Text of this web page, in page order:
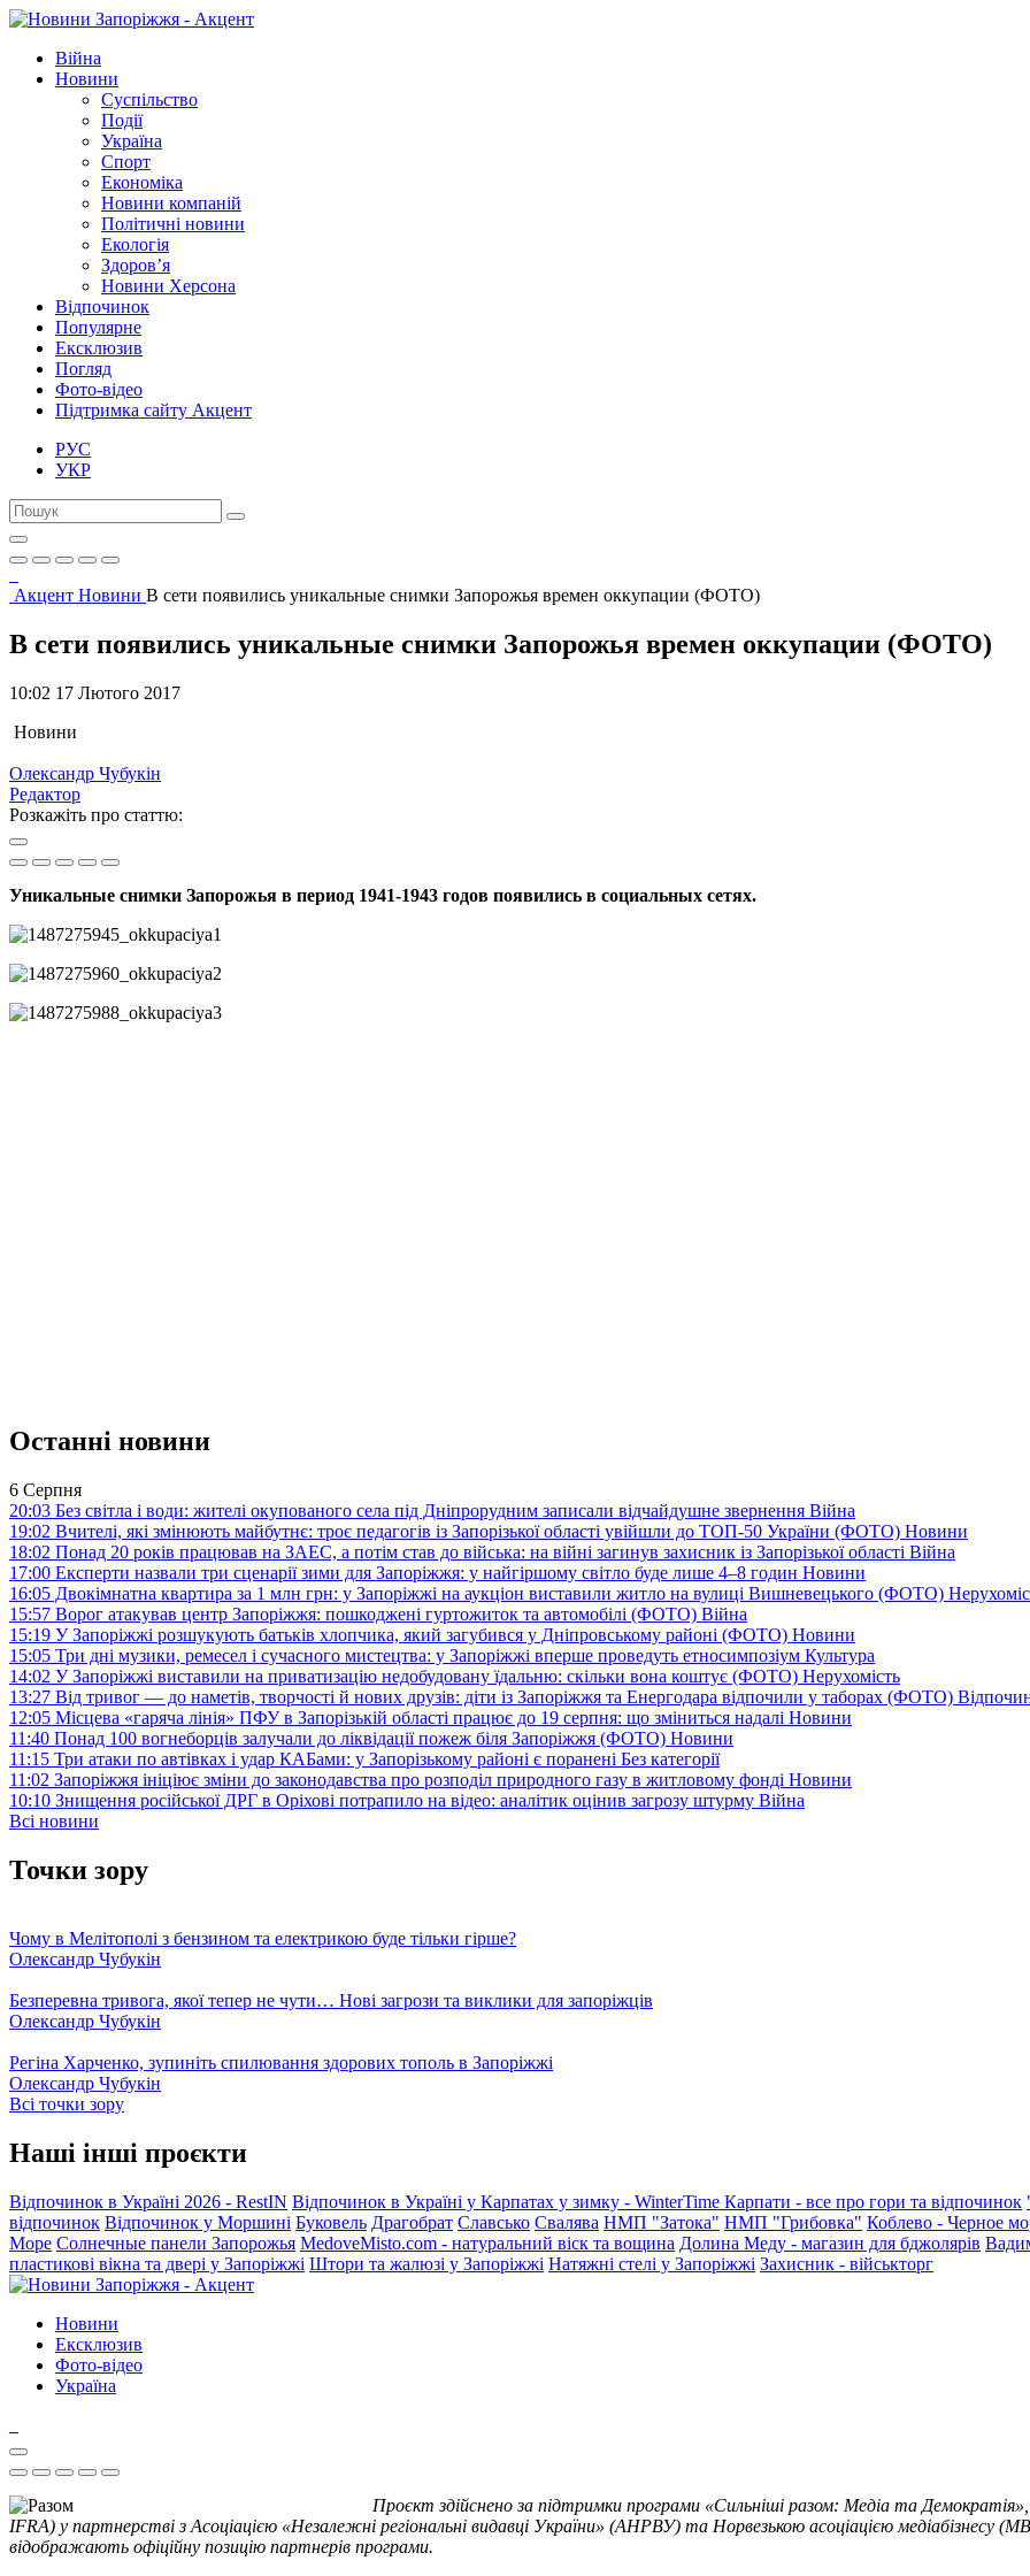
Війна
Новини
Суспільство
Події
Україна
Спорт
Економіка
Новини компаній
Політичні новини
Екологія
Здоров’я
Новини Херсона
Відпочинок
Популярне
Ексклюзив
Погляд
Фото-відео
Підтримка сайту Акцент
РУС
УКР
Акцент Новини В сети появились уникальные снимки Запорожья времен оккупации (ФОТО)
В сети появились уникальные снимки Запорожья времен оккупации (ФОТО)
10:02 17 Лютого 2017
Новини
Олександр Чубукін
Редактор
Розкажіть про статтю:
Уникальные снимки Запорожья в период 1941-1943 годов появились в социальных сетях.
Останні новини
6 Серпня
20:03 Без світла і води: жителі окупованого села під Дніпрорудним записали відчайдушне звернення Війна
19:02 Вчителі, які змінюють майбутнє: троє педагогів із Запорізької області увійшли до ТОП-50 України (ФОТО) Новини
18:02 Понад 20 років працював на ЗАЕС, а потім став до війська: на війні загинув захисник із Запорізької області Війна
17:00 Експерти назвали три сценарії зими для Запоріжжя: у найгіршому світло буде лише 4–8 годин Новини
16:05 Двокімнатна квартира за 1 млн грн: у Запоріжжі на аукціон виставили житло на вулиці Вишневецького (ФОТО)
15:57 Ворог атакував центр Запоріжжя: пошкоджені гуртожиток та автомобілі (ФОТО) Війна
15:19 У Запоріжжі розшукують батьків хлопчика, який загубився у Дніпровському районі (ФОТО) Новини
15:05 Три дні музики, ремесел і сучасного мистецтва: у Запоріжжі вперше проведуть етносимпозіум Культура
14:02 У Запоріжжі виставили на приватизацію недобудовану їдальню: скільки вона коштує (ФОТО) Нерухомість
13:27 Від тривог — до наметів, творчості й нових друзів: діти із Запоріжжя та Енергодара відпочили у таборах (ФОТО)
12:05 Місцева «гаряча лінія» ПФУ в Запорізькій області працює до 19 серпня: що зміниться надалі Новини
11:40 Понад 100 вогнеборців залучали до ліквідації пожеж біля Запоріжжя (ФОТО) Новини
11:15 Три атаки по автівках і удар КАБами: у Запорізькому районі є поранені Без категорії
11:02 Запоріжжя ініціює зміни до законодавства про розподіл природного газу в житловому фонді Новини
10:10 Знищення російської ДРГ в Оріхові потрапило на відео: аналітик оцінив загрозу штурму Війна
Всі новини
Точки зору
Чому в Мелітополі з бензином та електрикою буде тільки гірше?
Олександр Чубукін
Безперевна тривога, якої тепер не чути… Нові загрози та виклики для запоріжців
Олександр Чубукін
Регіна Харченко, зупиніть спилювання здорових тополь в Запоріжжі
Олександр Чубукін
Всі точки зору
Наші інші проєкти
Відпочинок в Україні 2026 - RestIN Відпочинок в Україні у Карпатах у зимку - WinterTime Карпати - все про гори та відпочинок
відпочинок Відпочинок у Моршині Буковель Драгобрат Славсько Свалява НМП "Затока" НМП "Грибовка" Коблево - Черное
Море Солнечные панели Запорожья MedoveMisto.com - натуральний віск та вощина Долина Меду - магазин для бджолярів
пластикові вікна та двері у Запоріжжі Штори та жалюзі у Запоріжжі Натяжні стелі у Запоріжжі Захисник - військторг
Новини
Ексклюзив
Фото-відео
Україна
Проєкт здійснено за підтримки програми «Сильніші разом: Медіа та
IFRA) у партнерстві з Асоціацією «Незалежні регіональні видавці України» (АНРВУ) та Норвезькою асоціацією медіабізнесу
відображають офіційну позицію партнерів програми.